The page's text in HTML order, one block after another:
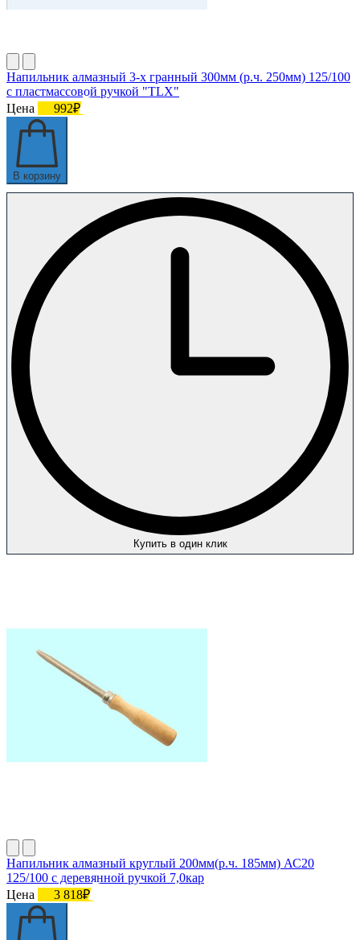
Напильник алмазный 3-х гранный 300мм (р.ч. 250мм) 125/100
с пластмассовой ручкой "TLX"
Цена
992₽
В корзину
Купить в один клик
Напильник алмазный круглый 200мм(р.ч. 185мм) АС20
125/100 с деревянной ручкой 7,0кар
Цена
3 818₽